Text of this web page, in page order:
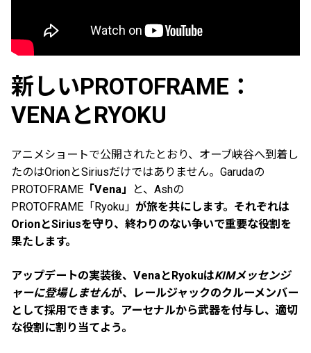
新しいPROTOFRAME：
VENAとRYOKU
アニメショートで公開されたとおり、オーブ峡谷へ到着し
たのはOrionとSiriusだけではありません。Garudaの
PROTOFRAME 「Vena」
と、Ashの
PROTOFRAME「Ryoku」 が旅を共にします。それぞれは
OrionとSiriusを守り、終わりのない争いで重要な役割を
果たします。
アップデートの実装後、VenaとRyokuはKIMメッセンジ
ャーに登場しませんが、レールジャックのクルーメンバー
として採用できます。アーセナルから武器を付与し、適切
な役割に割り当てよう。